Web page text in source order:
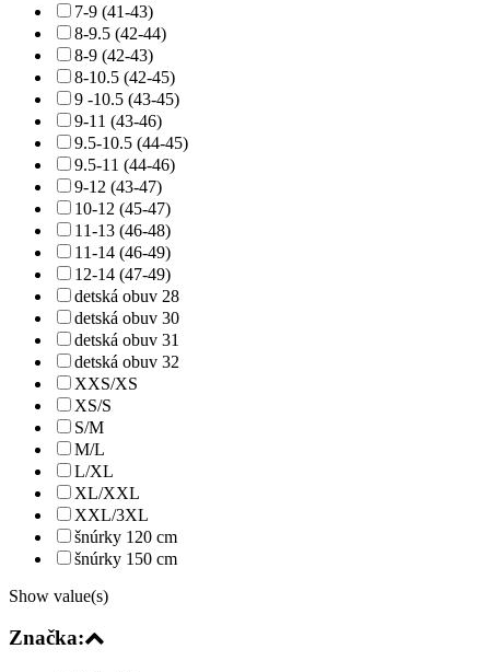
7-9 (41-43)
8-9.5 (42-44)
8-9 (42-43)
8-10.5 (42-45)
9 -10.5 (43-45)
9-11 (43-46)
9.5-10.5 (44-45)
9.5-11 (44-46)
9-12 (43-47)
10-12 (45-47)
11-13 (46-48)
11-14 (46-49)
12-14 (47-49)
detská obuv 28
detská obuv 30
detská obuv 31
detská obuv 32
XXS/XS
XS/S
S/M
M/L
L/XL
XL/XXL
XXL/3XL
šnúrky 120 cm
šnúrky 150 cm
Show value(s)
Značka: